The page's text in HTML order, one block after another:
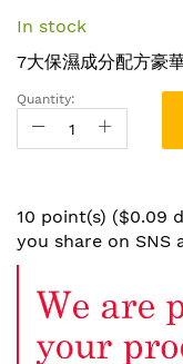
beginning
of
images
gallery
In stock
7大保濕成分配方豪
Quantity:
10 point(s) ($0.09
you share on SNS